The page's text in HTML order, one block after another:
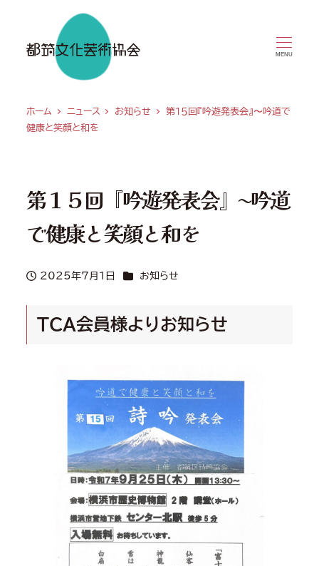
MENU
ホーム ニュース お知らせ
第１５回『吟遊発表会』〜吟道で
健康と笑顔と和を
第１５回『吟遊発表会』〜吟道
で健康と笑顔と和を
投稿日
2025年7月1日 カテゴリー
お知らせ
TCA会員様よりお知らせ